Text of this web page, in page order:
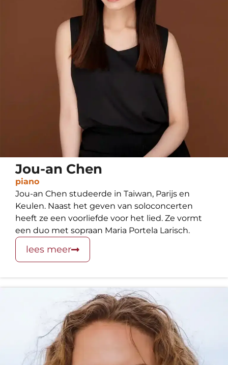
Jou-an Chen
piano
Jou-an Chen studeerde in Taiwan, Parijs en
Keulen. Naast het geven van soloconcerten
heeft ze een voorliefde voor het lied. Ze vormt
een duo met sopraan Maria Portela Larisch.
lees meer